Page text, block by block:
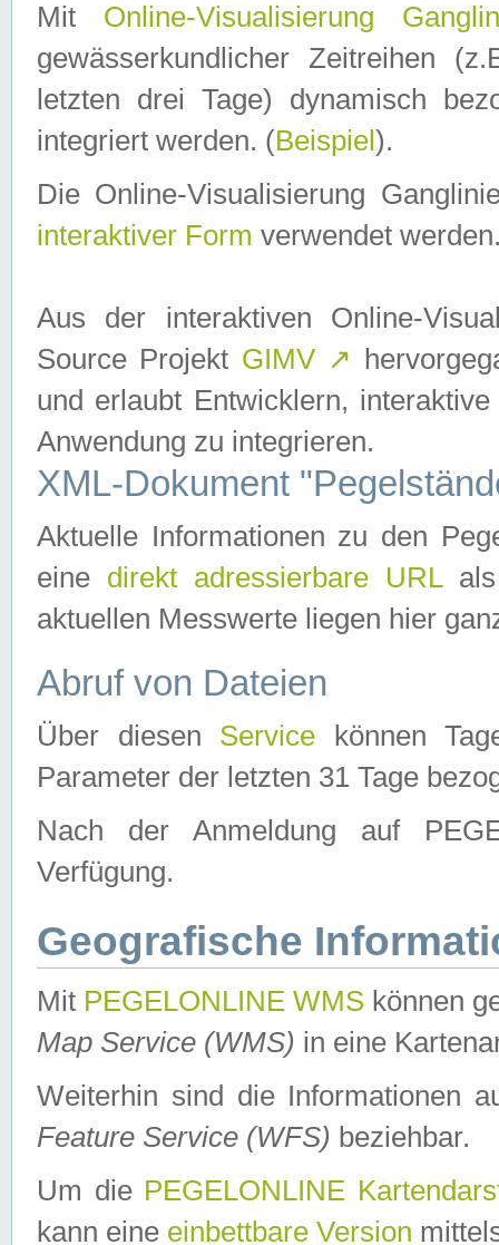
Mit Online-Visualisierung
gewässerkundlicher Zeitreihen
letzten drei Tage) dynamisch
integriert werden. (Beispiel ).
Die Online-Visualisierung
interaktiver Form verwendet
Aus der interaktiven Online-
Source Projekt GIMV ↗
und erlaubt Entwicklern,
Anwendung zu integrieren.
XML-Dokument
Aktuelle Informationen zu den
eine direkt adressierbare URLals
aktuellen Messwerte liegen hier
Abruf von Dateien
Über diesen Service können
Parameter der letzten 31 Tage
Nach der Anmeldung auf
Verfügung.
Geografische
Mit PEGELONLINE WMS können
Map Service (WMS) in eine
Weiterhin sind die Informationen
Feature Service (WFS) beziehbar.
Um die PEGELONLINE
kann eine einbettbare Version